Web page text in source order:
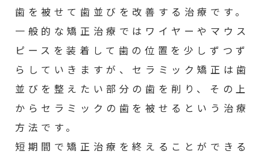
歯を被せて歯並びを改善する治療です。
一般的な矯正治療ではワイヤーやマウス
ピースを装着して歯の位置を少しずつず
らしていきますが、セラミック矯正は歯
並びを整えたい部分の歯を削り、その上
からセラミックの歯を被せるという治療
方法です。
短期間で矯正治療を終えることができる